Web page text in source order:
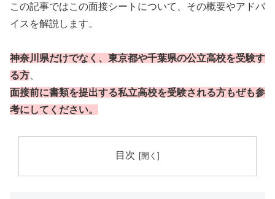
この記事ではこの面接シートについて、その概要やアドバ
イスを解説します。
神奈川県だけでなく、東京都や千葉県の公立高校を受験す
る方
面接前に書類を提出する私立高校を受験される方もぜも参
考にしてください。
目次